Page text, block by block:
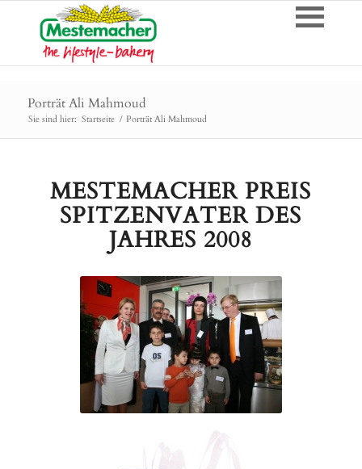
Porträt Ali Mahmoud
Sie sind hier: Startseite / Porträt Ali Mahmoud
MESTEMACHER PREIS
SPITZENVATER DES
JAHRES 2008